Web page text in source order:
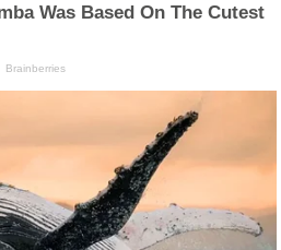
Was Based On The Cutest
Brainberries